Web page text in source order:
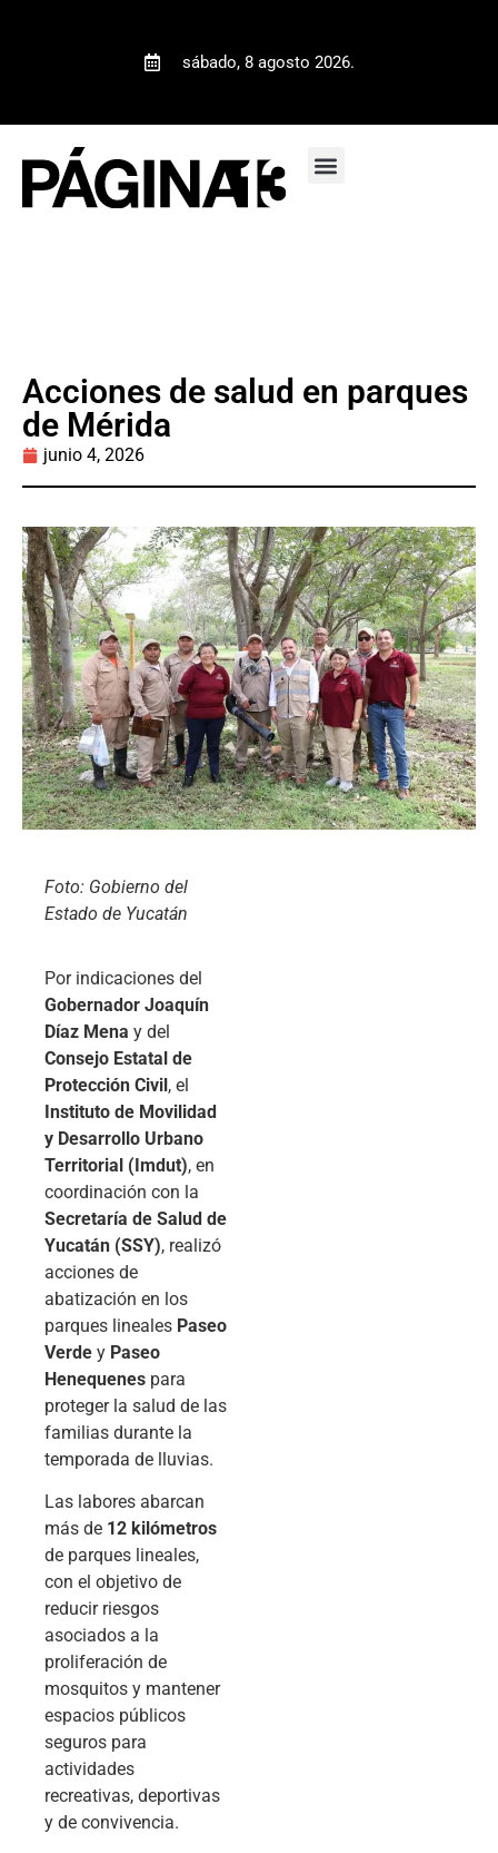
sábado, 8 agosto 2026.
Acciones de salud en parques
de Mérida
junio 4, 2026
Foto: Gobierno del
Estado de Yucatán
Por indicaciones del
Gobernador Joaquín
Díaz Mena y del
Consejo Estatal de
Protección Civil, el
Instituto de Movilidad
y Desarrollo Urbano
Territorial (Imdut), en
coordinación con la
Secretaría de Salud de
Yucatán (SSY), realizó
acciones de
abatización en los
parques lineales Paseo
Verde y Paseo
Henequenes para
proteger la salud de las
familias durante la
temporada de lluvias.
Las labores abarcan
más de 12 kilómetros
de parques lineales,
con el objetivo de
reducir riesgos
asociados a la
proliferación de
mosquitos y mantener
espacios públicos
seguros para
actividades
recreativas, deportivas
y de convivencia.